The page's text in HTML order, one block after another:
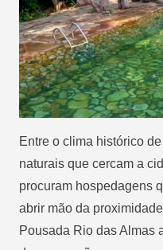
Entre o clima histórico
naturais que cercam a
procuram hospedagens
abrir mão da
Pousada Rio das Almas